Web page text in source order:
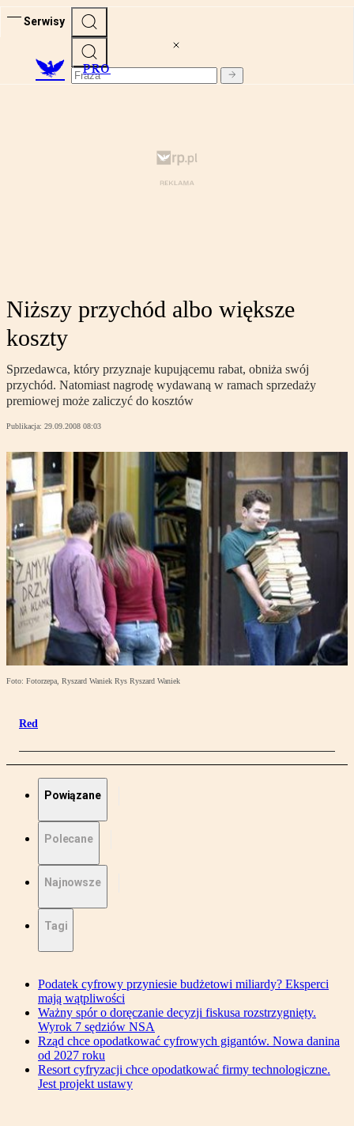
Serwisy
PRO
Niższy przychód albo większe
koszty
Sprzedawca, który przyznaje kupującemu rabat, obniża swój
przychód. Natomiast nagrodę wydawaną w ramach sprzedaży
premiowej może zaliczyć do kosztów
Publikacja: 29.09.2008 08:03
Foto: Fotorzepa, Ryszard Waniek Rys Ryszard Waniek
Red
Powiązane
Polecane
Najnowsze
Tagi
Podatek cyfrowy przyniesie budżetowi miliardy? Eksperci
mają wątpliwości
Ważny spór o doręczanie decyzji fiskusa rozstrzygnięty.
Wyrok 7 sędziów NSA
Rząd chce opodatkować cyfrowych gigantów. Nowa danina
od 2027 roku
Resort cyfryzacji chce opodatkować firmy technologiczne.
Jest projekt ustawy